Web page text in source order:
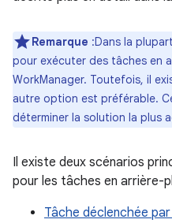
Remarque :Dans la
pour exécuter des tâches en
WorkManager. Toutefois, il
autre option est préférable.
déterminer la solution la plus
Il existe deux scénarios
pour les tâches en arrière-
Tâche déclenchée